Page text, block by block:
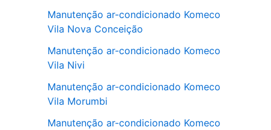
Manutenção ar-condicionado Komeco
Vila Nova Conceição
Manutenção ar-condicionado Komeco
Vila Nivi
Manutenção ar-condicionado Komeco
Vila Morumbi
Manutenção ar-condicionado Komeco